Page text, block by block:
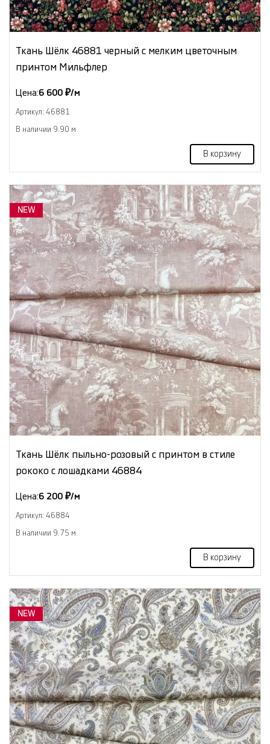
Ткань Шёлк 46881 черный с мелким цветочным
принтом Мильфлер
Цена:6 600 ₽/м
Артикул: 46881
В наличии 9.90 м
В корзину
NEW
Ткань Шёлк пыльно-розовый с принтом в стиле
рококо с лошадками 46884
Цена:6 200 ₽/м
Артикул: 46884
В наличии 9.75 м
В корзину
NEW